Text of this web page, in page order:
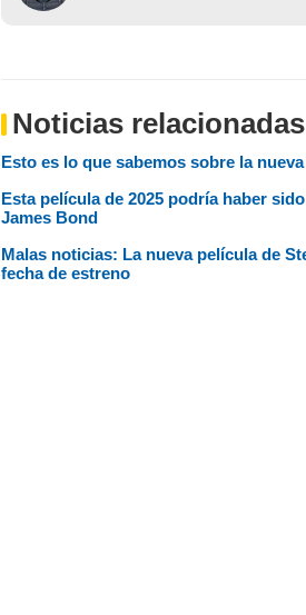
Noticias relacionadas
Esto es lo que sabemos sobre la
Esta película de 2025 podría haber
James Bond
Malas noticias: La nueva película de
fecha de estreno